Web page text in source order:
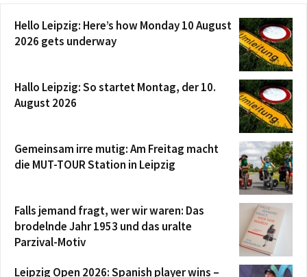
Hello Leipzig: Here’s how Monday 10 August
2026 gets underway
Hallo Leipzig: So startet Montag, der 10.
August 2026
Gemeinsam irre mutig: Am Freitag macht
die MUT-TOUR Station in Leipzig
Falls jemand fragt, wer wir waren: Das
brodelnde Jahr 1953 und das uralte
Parzival-Motiv
Leipzig Open 2026: Spanish player wins –